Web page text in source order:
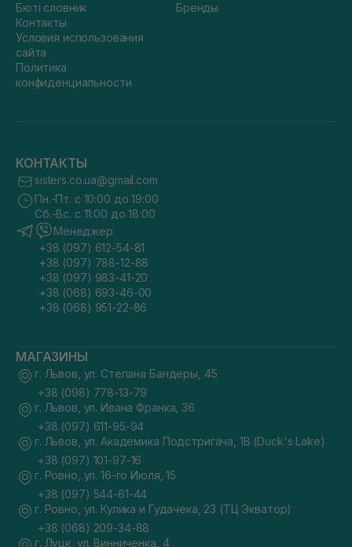
Бюті словник
Контакты
Условия использования
сайта
Политика
конфиденциальности
Бренды
КОНТАКТЫ
sisters.co.ua@gmail.com
Пн.-Пт. с 10:00 до 19:00
Сб.-Вс. с 11:00 до 18:00
Менеджер
+38 (097) 612-54-81
+38 (097) 788-12-88
+38 (097) 983-41-20
+38 (068) 693-46-00
+38 (068) 951-22-86
МАГАЗИНЫ
г. Львов, ул. Степана Бандеры, 45
+38 (098) 778-13-79
г. Львов, ул. Ивана Франка, 36
+38 (097) 611-95-94
г. Львов, ул. Академика Подстригача, 1В (Duck's Lake)
+38 (097) 101-97-16
г. Ровно, ул. 16-го Июля, 15
+38 (097) 544-61-44
г. Ровно, ул. Кулика и Гудачека, 23 (ТЦ Экватор)
+38 (068) 209-34-88
г. Луцк, ул. Винниченка, 4